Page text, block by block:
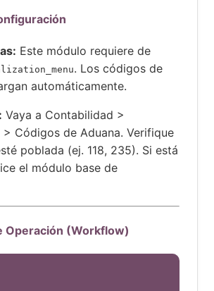
Este módulo requiere de
. Los códigos de
automáticamente.
Vaya a Contabilidad >
Códigos de Aduana. Verifique
poblada (ej. 118, 235). Si está
el módulo base de
Operación (Workflow)